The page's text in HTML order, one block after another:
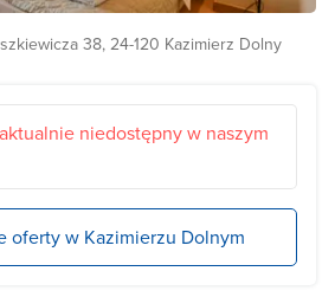
38, 24-120 Kazimierz Dolny
niedostępny w naszym
oferty w Kazimierzu Dolnym